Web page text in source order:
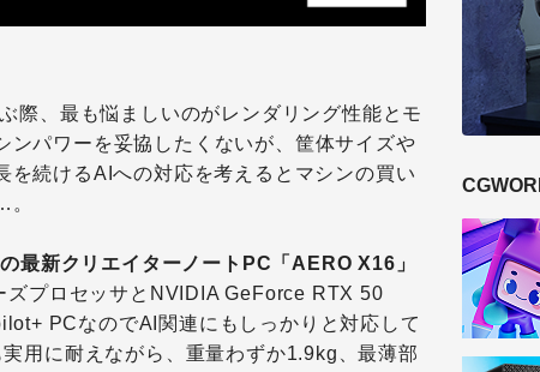
際、最も悩ましいのがレンダリング性能とモ
ンパワーを妥協したくないが、筐体サイズや
を続けるAIへの対応を考えるとマシンの買い
最新クリエイターノートPC「AERO X16」
ズプロセッサとNVIDIA GeForce RTX 50
PCなのでAI関連にもしっかりと対応して
用に耐えながら、重量わずか1.9kg、最薄部